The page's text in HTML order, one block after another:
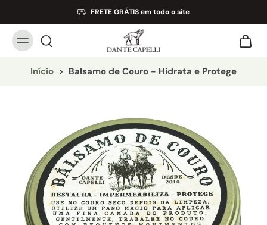
FRETE GRÁTIS em todo o site
Início > Balsamo de Couro - Hidrata e Protege